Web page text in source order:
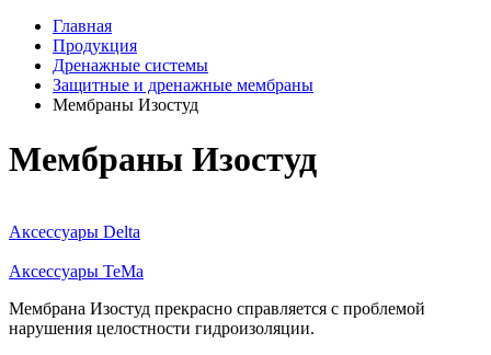
Главная
Продукция
Дренажные системы
Защитные и дренажные мембраны
Мембраны Изостуд
Мембраны Изостуд
Аксессуары Delta
Аксессуары TeMa
Мембрана Изостуд прекрасно справляется с проблемой
нарушения целостности гидроизоляции.